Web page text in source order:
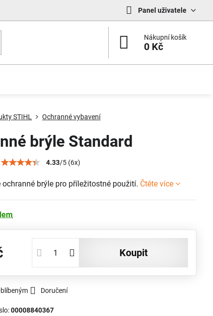
Panel uživatele
Nákupní košík
0 Kč
STIHL Ochranné vybavení
brýle Standard
4.33/5 (6x)
ochranné brýle pro příležitostné použití. Čtěte více
koupit
Doručení
00008840367